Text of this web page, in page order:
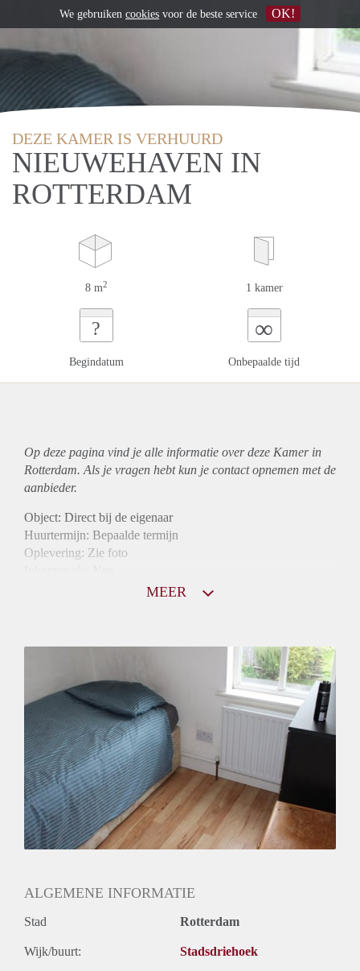
DEZE KAMER IS VERHUURD
NIEUWEHAVEN IN
ROTTERDAM
8 m2 1 kamer
?
Begindatum
∞
Onbepaalde tijd
Op deze pagina vind je alle informatie over deze Kamer in
Rotterdam. Als je vragen hebt kun je contact opnemen met de
aanbieder.
Object: Direct bij de eigenaar
Huurtermijn: Bepaalde termijn
Oplevering: Zie foto
Gedeelde woonkamer: Ja
Huisgenoten: Ja
MEER
ALGEMENE INFORMATIE
Stad Rotterdam
Wijk/buurt: Stadsdriehoek
We gebruiken cookies voor de beste service OK!